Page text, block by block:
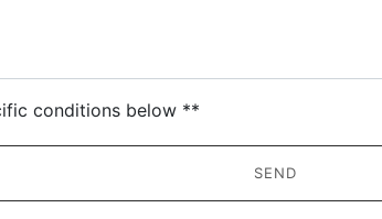
conditions below **
SEND